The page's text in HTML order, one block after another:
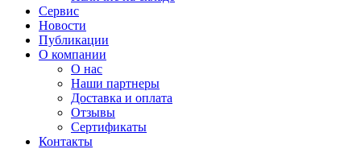
Сервис
Новости
Публикации
О компании
О нас
Наши партнеры
Доставка и оплата
Отзывы
Сертификаты
Контакты